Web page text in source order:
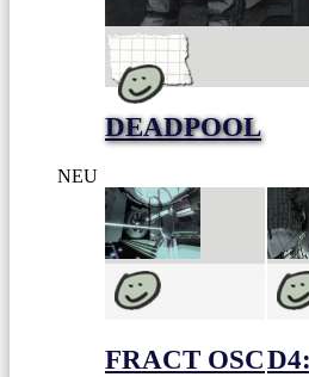
DEADPOOL
NEU
FRACT OSC